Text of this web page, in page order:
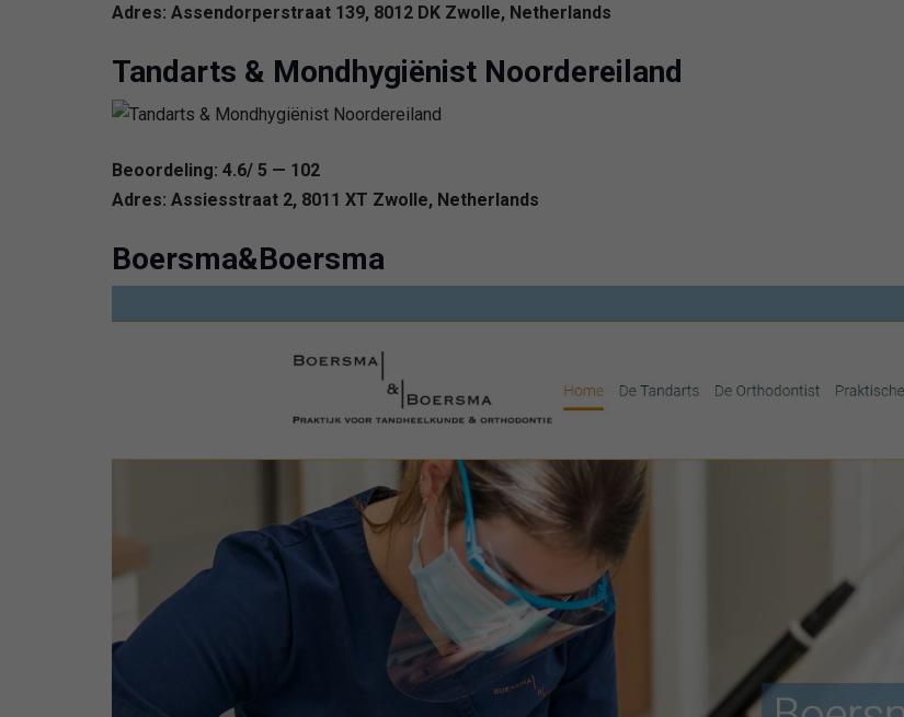
Adres: Assendorperstraat 139, 8012 DK Zwolle, Netherlands
Tandarts & Mondhygiënist Noordereiland
Beoordeling: 4.6/ 5 — 102
Adres: Assiesstraat 2, 8011 XT Zwolle, Netherlands
Boersma&Boersma